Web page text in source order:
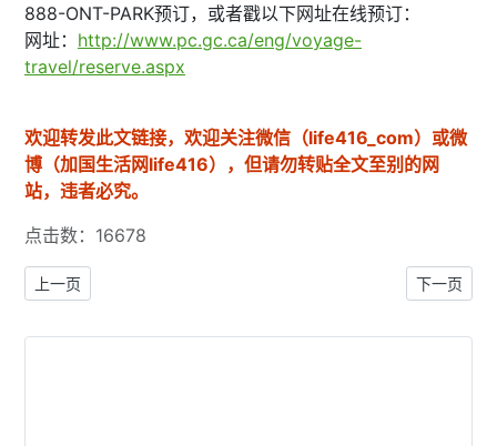
888-ONT-PARK预订，或者戳以下网址在线预订：
网址： http://www.pc.gc.ca/eng/voyage-
travel/reserve.aspx
欢迎转发此文链接，欢迎关注微信（life416_com）或微
博（加国生活网life416），但请勿转贴全文至别的网
站，违者必究。
点击数：16678
上一篇文章: 【本网专稿】多伦多维多利亚长周末好去处（2026
上一页 下一篇文
下一页